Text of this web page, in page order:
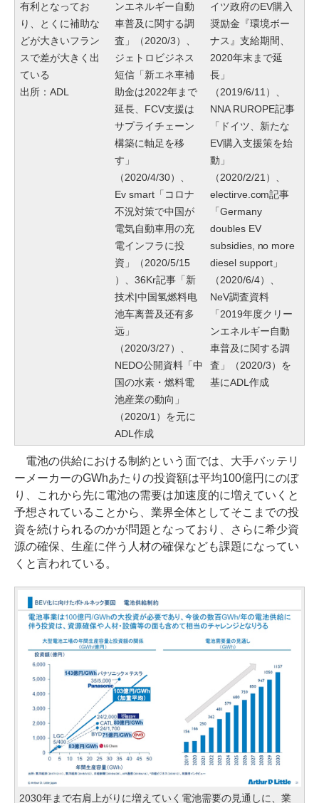
有利となってお
り、とくに補助な
どが大きいフラン
スで差が大きく出
ている
出所：ADL
ンエネルギー自動
車普及に関する調
査」（2020/3）、
ジェトロビジネス
短信「新エネ車補
助金は2022年まで
延長、FCV支援は
サプライチェーン
構築に軸足を移
す」
（2020/4/30）、
Ev smart「コロナ
不況対策で中国が
電気自動車用の充
電インフラに投
資」（2020/5/15
）、36Kr記事「新
技术|中国氢燃料电
池车离普及还有多
远」
（2020/3/27）、
NEDO公開資料「中
国の水素・燃料電
池産業の動向」
（2020/1）を元に
ADL作成
イツ政府のEV購入
奨励金『環境ボー
ナス』支給期間、
2020年末まで延
長」
（2019/6/11）、
NNA RUROPE記事
「ドイツ、新たな
EV購入支援策を始
動」
（2020/2/21）、
electirve.com記事
「Germany
doubles EV
subsidies, no more
diesel support」
（2020/6/4）、
NeV調査資料
「2019年度クリー
ンエネルギー自動
車普及に関する調
査」（2020/3）を
基にADL作成
電池の供給における制約という面では、大手バッテリ
ーメーカーのGWhあたりの投資額は平均100億円にのぼ
り、これから先に電池の需要は加速度的に増えていくと
予想されていることから、業界全体としてそこまでの投
資を続けられるのかが問題となっており、さらに希少資
源の確保、生産に伴う人材の確保なども課題になってい
くと言われている。
2030年まで右肩上がりに増えていく電池需要の見通しに、業